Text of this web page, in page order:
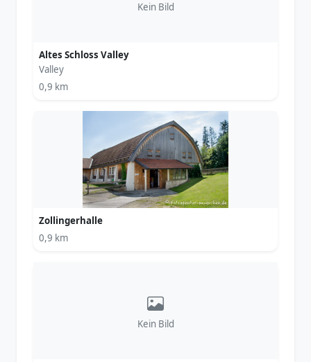
Kein Bild
Altes Schloss Valley
Valley
0,9 km
Zollingerhalle
0,9 km
Kein Bild